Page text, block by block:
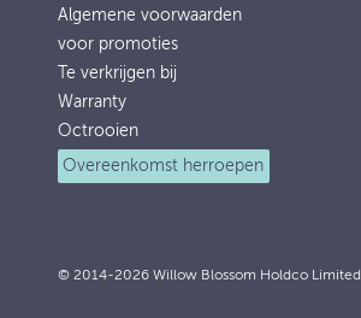
Algemene voorwaarden
voor promoties
Te verkrijgen bij
Warranty
Octrooien
Overeenkomst herroepen
© 2014-2026 Willow Blossom Holdco Limited